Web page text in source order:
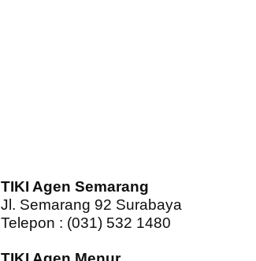
TIKI Agen Semarang
Jl. Semarang 92 Surabaya
Telepon : (031) 532 1480